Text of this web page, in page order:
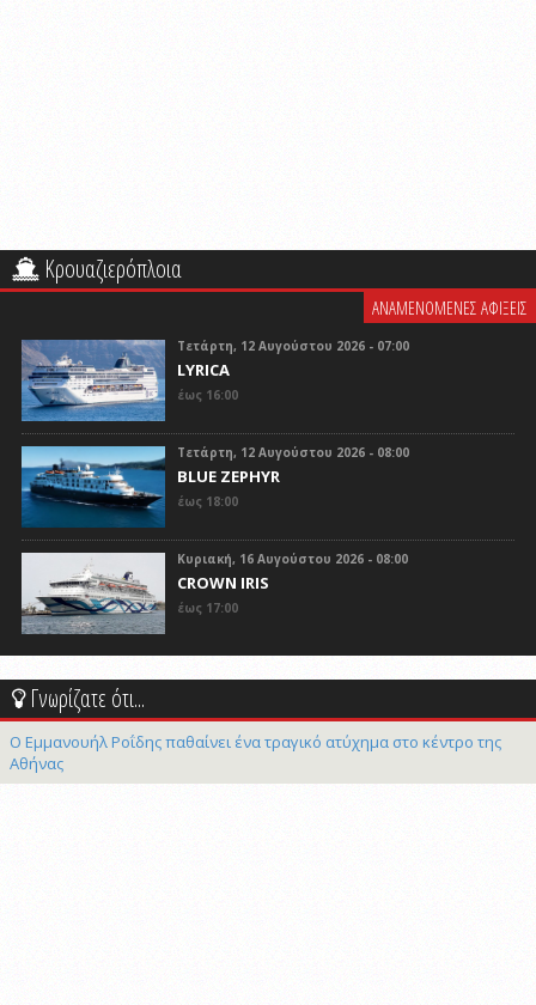
Κρουαζιερόπλοια
ΑΝΑΜΕΝΟΜΕΝΕΣ ΑΦΙΞΕΙΣ
Τετάρτη, 12 Αυγούστου 2026 - 07:00
LYRICA
έως 16:00
Τετάρτη, 12 Αυγούστου 2026 - 08:00
BLUE ZEPHYR
έως 18:00
Κυριακή, 16 Αυγούστου 2026 - 08:00
CROWN IRIS
έως 17:00
Γνωρίζατε ότι...
Ο Εμμανουήλ Ροΐδης παθαίνει ένα τραγικό ατύχημα στο κέντρο της
Αθήνας